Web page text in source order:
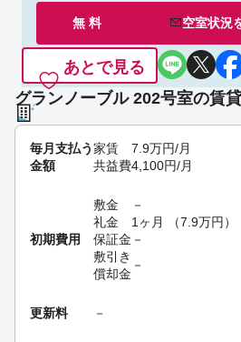
無 料 空室状況
あとで見る
グランノーブル 202号室の賃
毎月支払う
金額
家賃 7.9万円/月
共益費4,100円/月
初期費用
敷金
－
礼金
1ヶ月 （7.9万円 ）
保証金 －
敷引き
償却金
－
更新料 －